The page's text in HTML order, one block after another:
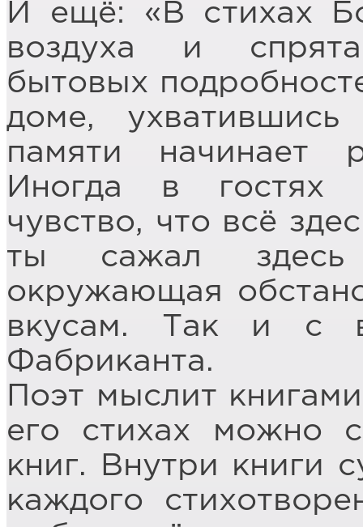
И ещё: «В стихах
воздуха и
бытовых
доме,
памяти начинает
Иногда в гостях
чувство, что всё
ты сажал
окружающая
вкусам. Так и с
Фабриканта.
Поэт мыслит
его стихах можно
книг. Внутри книги
каждого